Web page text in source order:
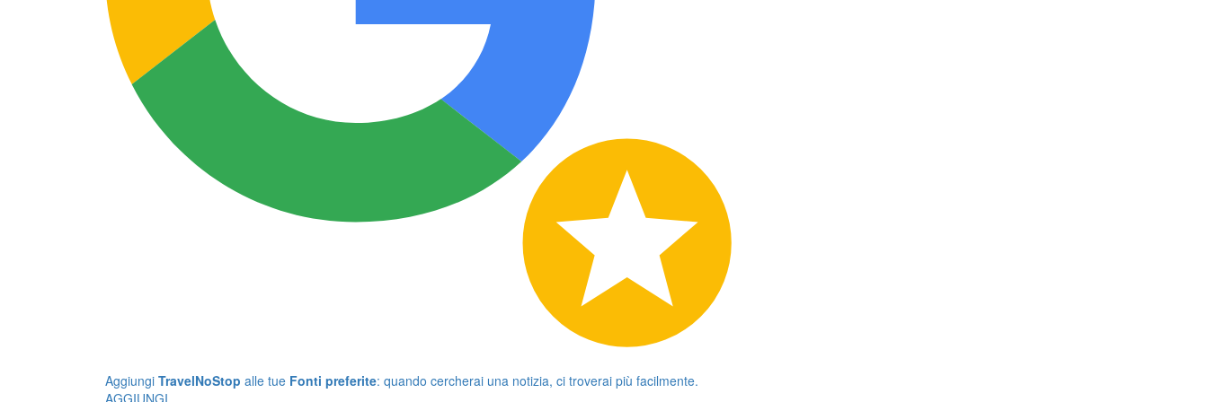
Aggiungi TravelNoStop alle tue Fonti preferite: quando cercherai una notizia, ci troverai più facilmente.